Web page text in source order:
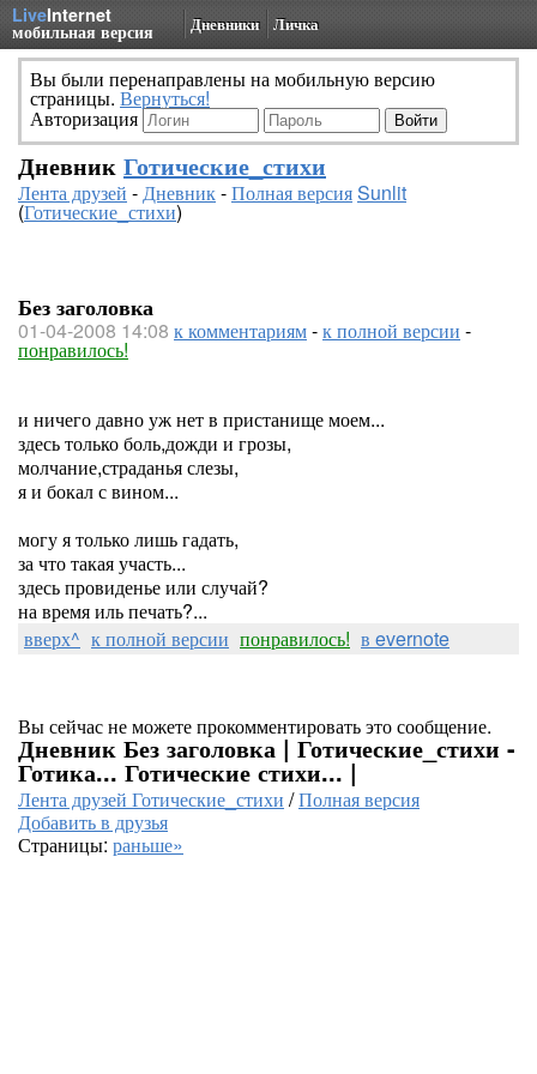
LiveInternet
мобильная версия Дневники Личка
Вы были перенаправлены на мобильную версию
страницы. Вернуться!
Авторизация
Дневник Готические_стихи
Лента друзей -Дневник-Полная версияSunlit
(Готические_стихи)
Без заголовка
01-04-2008 14:08 к комментариям-к полной версии -
понравилось!
и ничего давно уж нет в пристанище моем...
здесь только боль,дожди и грозы,
молчание,страданья слезы,
я и бокал с вином...
могу я только лишь гадать,
за что такая участь...
здесь провиденье или случай?
на время иль печать?...
вверх^ к полной версии понравилось! в evernote
Вы сейчас не можете прокомментировать это сообщение.
Дневник Без заголовка | Готические_стихи -
Готика... Готические стихи... |
Лента друзей Готические_стихи /Полная версия
Добавить в друзья
Страницы: раньше»